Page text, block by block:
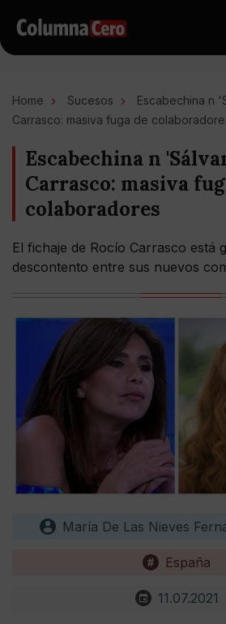
Home Sucesos
Escabechina n
Carrasco: masiva fuga de
Escabechina n
Carrasco: masiva
colaboradores
El fichaje de Rocío Carrasco está
descontento entre sus nuevos
María De Las Nieves
España
11.07.2021